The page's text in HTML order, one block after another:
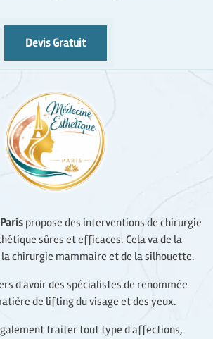
Devis Gratuit
propose des interventions de chirurgie
sûres et efficaces. Cela va de la
chirurgie mammaire et de la silhouette.
d'avoir des spécialistes de renommée
de lifting du visage et des yeux.
traiter tout type d'affections,